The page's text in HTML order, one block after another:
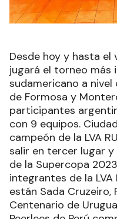
Desde hoy y hasta el
jugará el torneo
sudamericano a nivel
de Formosa y
participantes
con 9 equipos.
campeón de la LVA
salir en tercer lugar
de la Supercopa
integrantes de la
están Sada Cruzeiro,
Centenario de